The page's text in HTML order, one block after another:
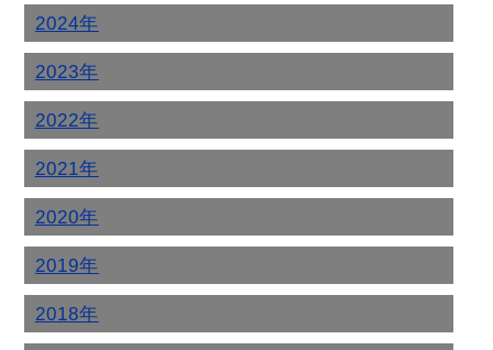
2024年
2023年
2022年
2021年
2020年
2019年
2018年